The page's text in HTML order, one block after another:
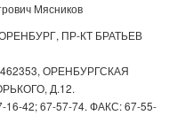
Мясников
ПР-КТ БРАТЬЕВ
ОРЕНБУРГСКАЯ
Д.12.
42; 67-57-74. ФАКС: 67-55-